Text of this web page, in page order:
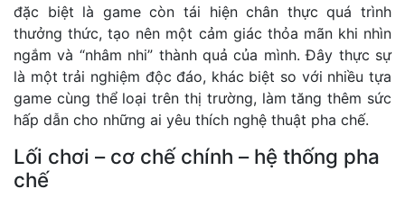
đặc biệt là game còn tái hiện chân thực quá trình
thưởng thức, tạo nên một cảm giác thỏa mãn khi nhìn
ngắm và “nhâm nhi” thành quả của mình. Đây thực sự
là một trải nghiệm độc đáo, khác biệt so với nhiều tựa
game cùng thể loại trên thị trường, làm tăng thêm sức
hấp dẫn cho những ai yêu thích nghệ thuật pha chế.
Lối chơi – cơ chế chính – hệ thống pha
chế